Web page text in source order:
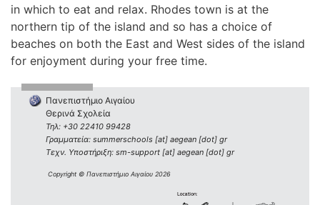
in which to eat and relax. Rhodes town is at the
northern tip of the island and so has a choice of
beaches on both the East and West sides of the island
for enjoyment during your free time.
Πανεπιστήμιο Αιγαίου
Θερινά Σχολεία
Τηλ: +30 22410 99428
Γραμματεία: summerschools [at] aegean [dot] gr
Τεχν. Υποστήριξη: sm-support [at] aegean [dot] gr
Copyright © Πανεπιστήμιο Αιγαίου 2026